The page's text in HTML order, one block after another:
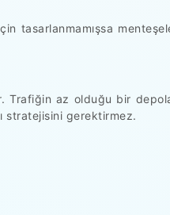
tasarlanmamışsa
Trafiğin az olduğu bir
stratejisini gerektirmez.